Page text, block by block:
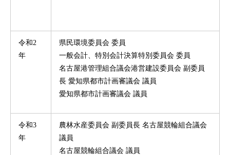
令和2
年
県民環境委員会 委員
一般会計、特別会計決算特別委員会 委員
名古屋港管理組合議会港営建設委員会 副委員
長 愛知県都市計画審議会 議員
愛知県都市計画審議会 議員
令和3
年
農林水産委員会 副委員長 名古屋競輪組合議会
議員
名古屋競輪組合議会 議員